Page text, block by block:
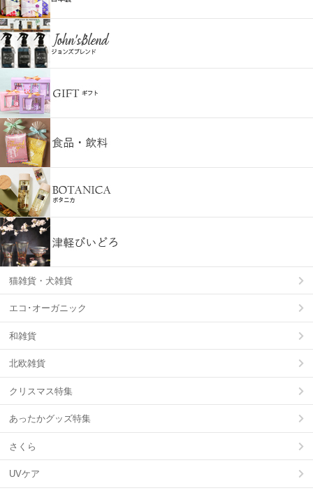
猫雑貨・犬雑貨
エコ･オーガニック
和雑貨
北欧雑貨
クリスマス特集
あったかグッズ特集
さくら
UVケア